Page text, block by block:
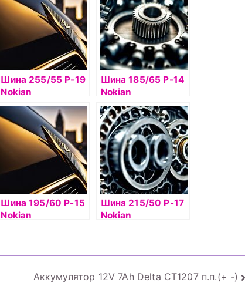
Шина 255/55 Р-19
Nokian
Hakkapelitta 8 SUV
111T б/к шип
Шина 185/65 Р-14
Nokian
Hakkapelitta R3
86R б/к
Шина 195/60 Р-15
Nokian
Шина 215/50 Р-17
Nokian
Аккумулятор 12V 7Ah Delta СТ1207 п.п.(+ -)